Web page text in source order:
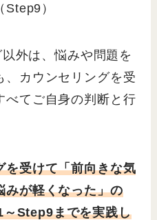
）
外は、悩みや問題を
、カウンセリングを受
べてご自身の判断と行
を受けて「前向きな気
みが軽くなった」の
Step9までを実践し